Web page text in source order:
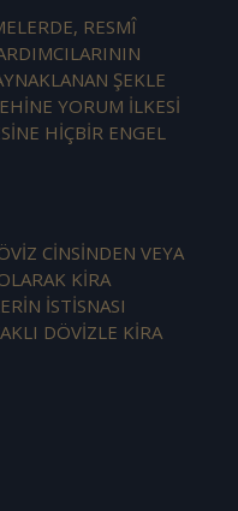
RESMÎ
ŞEKLE
YORUM İLKESİ
HİÇBİR ENGEL
CİNSİNDEN VEYA
KİRA
İSTİSNASI
DÖVİZLE KİRA